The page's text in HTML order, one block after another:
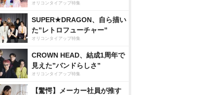
オリコンタイアップ特集
SUPER★DRAGON、自ら描い
た”レトロフューチャー”
オリコンタイアップ特集
CROWN HEAD、結成1周年で
見えた”バンドらしさ”
オリコンタイアップ特集
【驚愕】メーカー社員が推す